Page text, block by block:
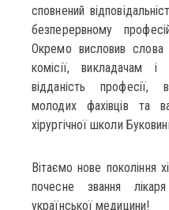
сповнений
безперервному
Окремо висловив слова
комісії, викладачам і
відданість професії,
молодих фахівців та
хірургічної школи
Вітаємо нове покоління
почесне звання
української медицини!